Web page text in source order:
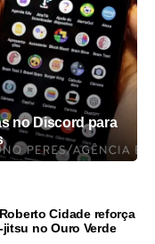
no Discord para
Cidade reforça
no Ouro Verde